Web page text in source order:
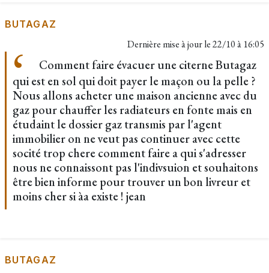
BUTAGAZ
Dernière mise à jour le22/10 à 16:05
Comment faire évacuer une citerne Butagaz
qui est en sol qui doit payer le maçon ou la pelle ?
Nous allons acheter une maison ancienne avec du
gaz pour chauffer les radiateurs en fonte mais en
étudaint le dossier gaz transmis par l'agent
immobilier on ne veut pas continuer avec cette
socité trop chere comment faire a qui s'adresser
nous ne connaissont pas l'indivsuion et souhaitons
être bien informe pour trouver un bon livreur et
moins cher si àa existe ! jean
BUTAGAZ